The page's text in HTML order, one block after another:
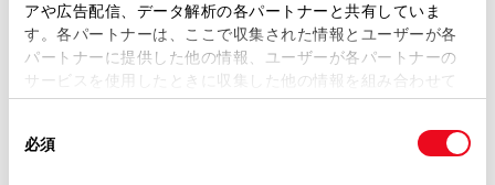
アや広告配信、データ解析の各パートナーと共有していま
す。各パートナーは、ここで収集された情報とユーザーが各
パートナーに提供した他の情報、ユーザーが各パートナーの
サービスを使用したときに収集した他の情報を組み合わせて
使用することがあります。当ウェブサイトの使用を続行する
必須